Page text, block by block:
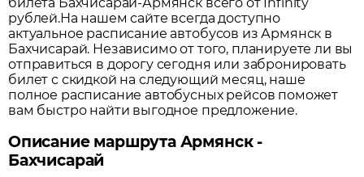
рублей.На нашем сайте всегда доступно
актуальное расписание автобусов изАрмянск в
Бахчисарай. Независимо от того, планируете ли вы
отправиться в дорогу сегодня или забронировать
билет с скидкой на следующий месяц, наше
полное расписание автобусных рейсов поможет
вам быстро найти выгодное предложение.
Описание маршрута Армянск -
Бахчисарай